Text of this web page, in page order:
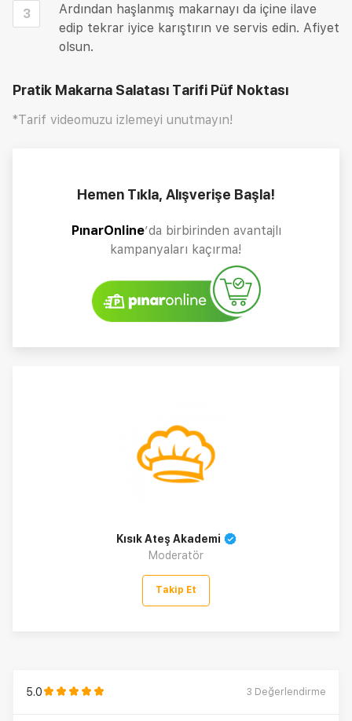
3
Ardından haşlanmış makarnayı da içine ilave
edip tekrar iyice karıştırın ve servis edin. Afiyet
olsun.
Pratik Makarna Salatası Tarifi Püf Noktası
*Tarif videomuzu izlemeyi unutmayın!
Hemen Tıkla, Alışverişe Başla!
PınarOnline’da birbirinden avantajlı
kampanyaları kaçırma!
Kısık Ateş Akademi
Moderatör
Takip Et
5.0 3 Değerlendirme